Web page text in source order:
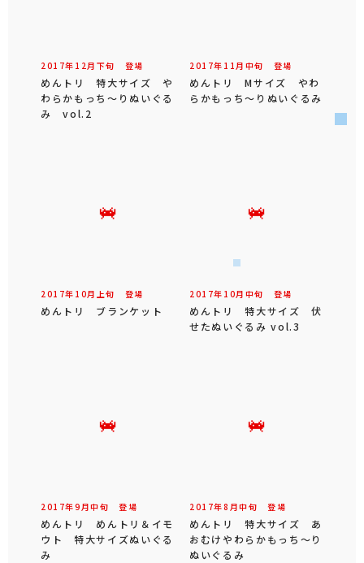
2017年 12 月 下旬 登場
めんトリ 特大サイズ や
わらかもっち～りぬいぐる
み vol.2
2017年 11 月 中旬 登場
めんトリ Mサイズ やわ
らかもっち～りぬいぐるみ
2017年 10月 上旬 登場
めんトリ ブランケット
2017年 10月 中旬 登場
めんトリ 特大サイズ 伏
せたぬいぐるみ vol.3
2017年9 月中旬 登場
めんトリ めんトリ＆イモ
ウト 特大サイズぬいぐる
み
2017年8 月中旬 登場
めんトリ 特大サイズ あ
おむけやわらかもっち～り
ぬいぐるみ